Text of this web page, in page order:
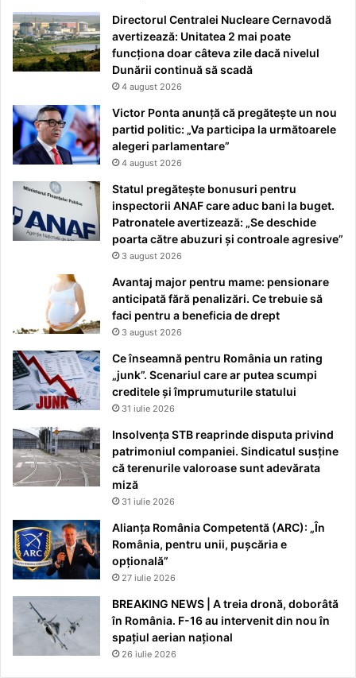
Directorul Centralei Nucleare Cernavodă
avertizează: Unitatea 2 mai poate
funcționa doar câteva zile dacă nivelul
Dunării continuă să scadă
4 august 2026
Victor Ponta anunță că pregătește un nou
partid politic: „Va participa la următoarele
alegeri parlamentare”
4 august 2026
Statul pregătește bonusuri pentru
inspectorii ANAF care aduc bani la buget.
Patronatele avertizează: „Se deschide
poarta către abuzuri și controale agresive”
3 august 2026
Avantaj major pentru mame: pensionare
anticipată fără penalizări. Ce trebuie să
faci pentru a beneficia de drept
3 august 2026
Ce înseamnă pentru România un rating
„junk”. Scenariul care ar putea scumpi
creditele și împrumuturile statului
31 iulie 2026
Insolvența STB reaprinde disputa privind
patrimoniul companiei. Sindicatul susține
că terenurile valoroase sunt adevărata
miză
31 iulie 2026
Alianța România Competentă (ARC): „În
România, pentru unii, pușcăria e
opțională”
27 iulie 2026
BREAKING NEWS | A treia dronă, doborâtă
în România. F-16 au intervenit din nou în
spațiul aerian național
26 iulie 2026